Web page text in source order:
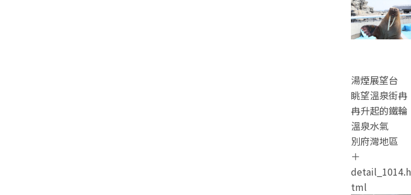
湯煙展望台
眺望溫泉街冉
冉升起的鐵輪
溫泉水氣
別府灣地區
＋
detail_1014.h
tml